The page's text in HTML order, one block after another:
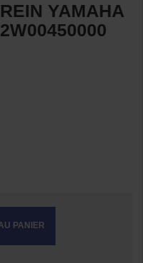
YAMAHA
PANIER